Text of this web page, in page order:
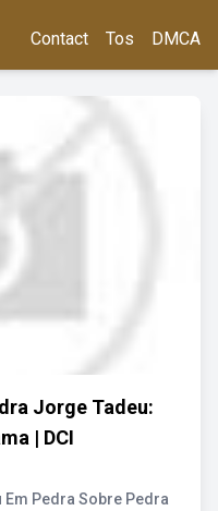
Contact Tos DMCA
Jorge Tadeu:
| DCI
Pedra Sobre Pedra